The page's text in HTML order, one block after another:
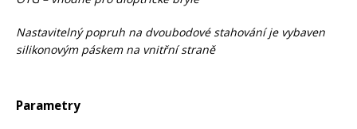
Rukavice na kolo
Nastavitelný popruh na dvoubodové stahování je vybaven
silikonovým páskem na vnitřní straně
Parametry